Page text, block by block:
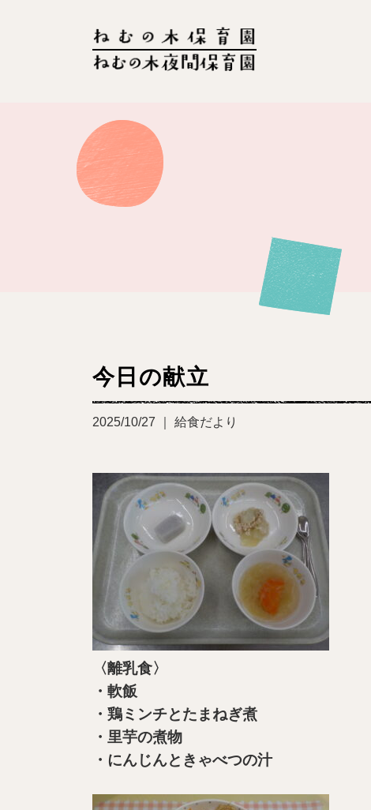
今日の献立
2025/10/27 ｜ 給食だより
〈離乳食〉
・軟飯
・鶏ミンチとたまねぎ煮
・里芋の煮物
・にんじんときゃべつの汁